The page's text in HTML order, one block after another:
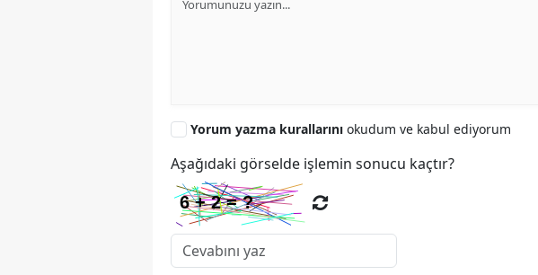
Yorum yazma kurallarını okudum ve kabul ediyorum
Aşağıdaki görselde işlemin sonucu kaçtır?